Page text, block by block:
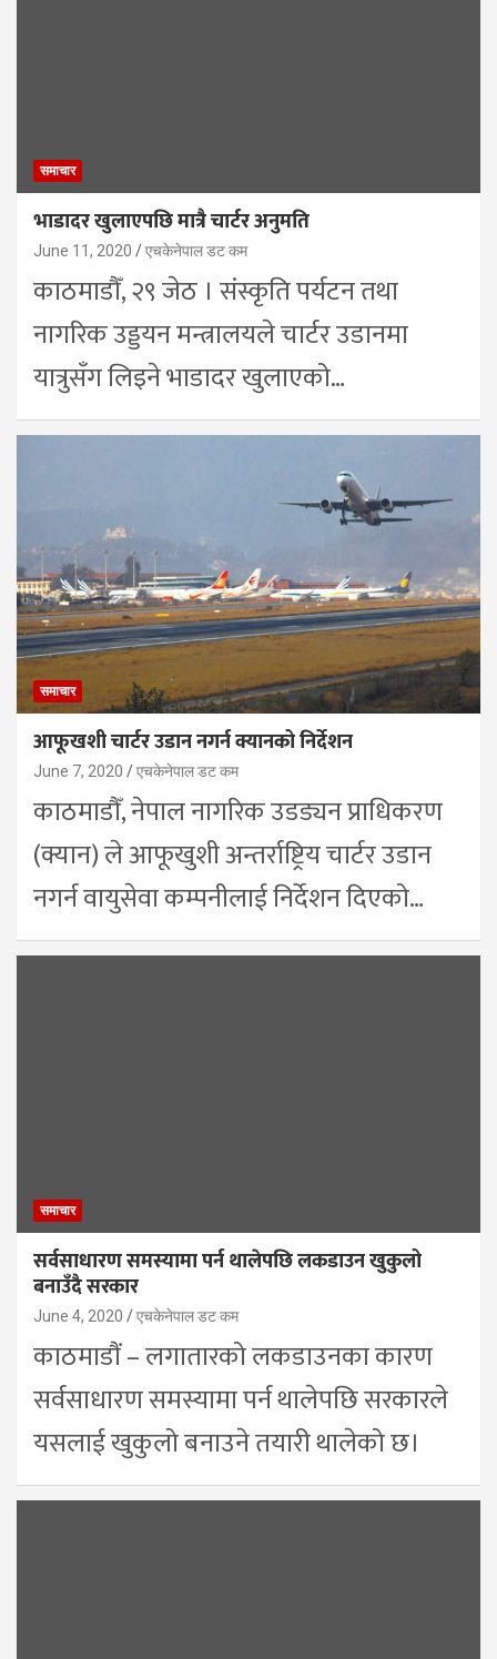
समाचार
भाडादर खुलाएपछि मात्रै चार्टर अनुमति
June 11, 2020 एचकेनेपाल डट कम
काठमाडौँ, २९ जेठ । संस्कृति पर्यटन तथा
नागरिक उड्डयन मन्त्रालयले चार्टर उडानमा
यात्रुसँग लिइने भाडादर खुलाएको…
समाचार
आफूखशी चार्टर उडान नगर्न क्यानको निर्देशन
June 7, 2020 एचकेनेपाल डट कम
काठमाडौँ, नेपाल नागरिक उडड्यन प्राधिकरण
(क्यान) ले आफूखुशी अन्तर्राष्ट्रिय चार्टर उडान
नगर्न वायुसेवा कम्पनीलाई निर्देशन दिएको…
समाचार
सर्वसाधारण समस्यामा पर्न थालेपछि लकडाउन खुकुलो
बनाउँदै सरकार
June 4, 2020 एचकेनेपाल डट कम
काठमाडौं – लगातारको लकडाउनका कारण
सर्वसाधारण समस्यामा पर्न थालेपछि सरकारले
यसलाई खुकुलो बनाउने तयारी थालेको छ।